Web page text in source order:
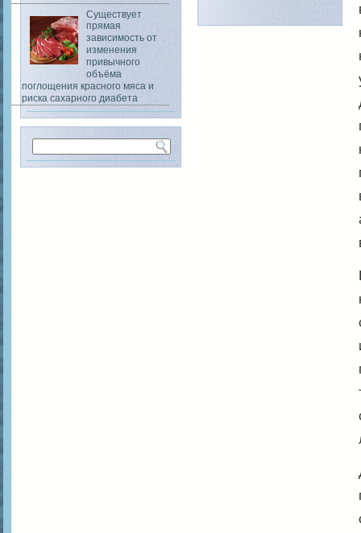
Существует
прямая
зависимость от
изменения
привычного
объёма
поглощения красного мяса и
риска сахарного диабета